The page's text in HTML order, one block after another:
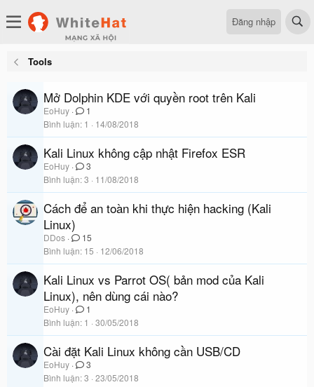
Đăng nhập
Tools
Mở Dolphin KDE với quyền root trên Kali
EoHuy
1
Bình luận 1 14/08/2018
Kali Linux không cập nhật Firefox ESR
EoHuy
3
Bình luận 3 11/08/2018
Cách để an toàn khi thực hiện hacking (Kali
Linux)
DDos
15
Bình luận 15 12/06/2018
Kali Linux vs Parrot OS( bản mod của Kali
Linux), nên dùng cái nào?
EoHuy
1
Bình luận 1 30/05/2018
Cài đặt Kali Linux không cần USB/CD
EoHuy
3
Bình luận 3 23/05/2018